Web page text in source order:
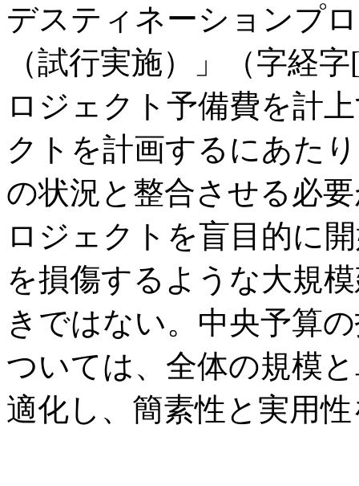
デスティネーションプ
（試行実施）」（字経
ロジェクト予備費を計
クトを計画するにあた
の状況と整合させる必
ロジェクトを盲目的に
を損傷するような大規
きではない。中央予算
ついては、全体の規模
適化し、簡素性と実用